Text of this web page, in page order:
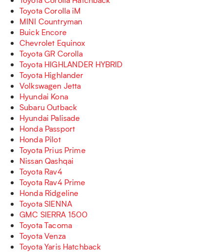
Toyota Corolla iM
MINI Countryman
Buick Encore
Chevrolet Equinox
Toyota GR Corolla
Toyota HIGHLANDER HYBRID
Toyota Highlander
Volkswagen Jetta
Hyundai Kona
Subaru Outback
Hyundai Palisade
Honda Passport
Honda Pilot
Toyota Prius Prime
Nissan Qashqai
Toyota Rav4
Toyota Rav4 Prime
Honda Ridgeline
Toyota SIENNA
GMC SIERRA 1500
Toyota Tacoma
Toyota Venza
Toyota Yaris Hatchback